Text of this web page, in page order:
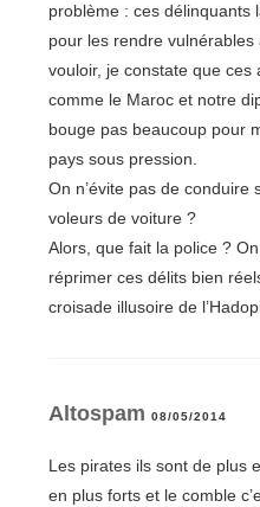
problème : ces délinquants
pour les rendre
vouloir, je constate que
comme le Maroc et notre
bouge pas beaucoup pour
pays sous pression.
On n’évite pas de conduire
voleurs de voiture ?
Alors, que fait la police ?
réprimer ces délits bien
croisade illusoire de
Altospam 08/05/2014
Les pirates ils sont de plus
en plus forts et le comble